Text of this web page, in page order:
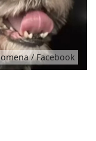
/ Facebook